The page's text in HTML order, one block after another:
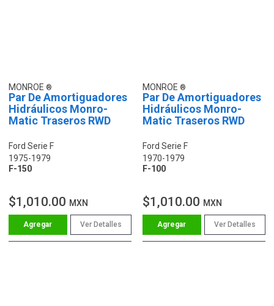
MONROE
Par De Amortiguadores
Hidráulicos Monro-
Matic Traseros RWD
Ford Serie F
1975-1979
F-150
$1,010.00 MXN
Ver Detalles
MONROE
Par De Amortiguadores
Hidráulicos Monro-
Matic Traseros RWD
Ford Serie F
1970-1979
F-100
$1,010.00 MXN
Ver Detalles